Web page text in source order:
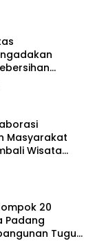
Bertema
Mari Kelola
Masyarakat
Wisata
20
Padang
Tugu